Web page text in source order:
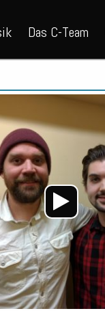
Das C-Team